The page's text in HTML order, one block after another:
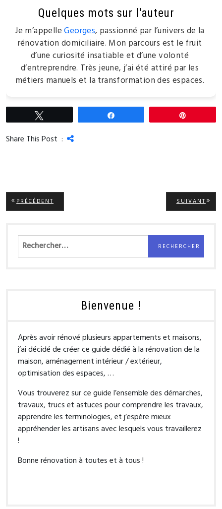
Quelques mots sur l'auteur
Je m’appelleGeorges, passionné par l’univers de la
rénovation domiciliaire. Mon parcours est le fruit
d’une curiosité insatiable et d’une volonté
d’entreprendre. Très jeune, j’ai été attiré par les
métiers manuels et la transformation des espaces.
Share This Post :
Navigation
de
PRÉCÉDENT
PRÉCÉDENT:
SUIVANT
Rechercher :
Bienvenue !
Après avoir rénové plusieurs appartements et maisons,
j’ai décidé de créer ce guide dédié à la rénovation de la
maison, aménagement intérieur / extérieur,
optimisation des espaces, …
Vous trouverez sur ce guide l’ensemble des démarches,
travaux, trucs et astuces pour comprendre les travaux,
apprendre les terminologies, et j’espère mieux
appréhender les artisans avec lesquels vous travaillerez
!
Bonne rénovation à toutes et à tous !